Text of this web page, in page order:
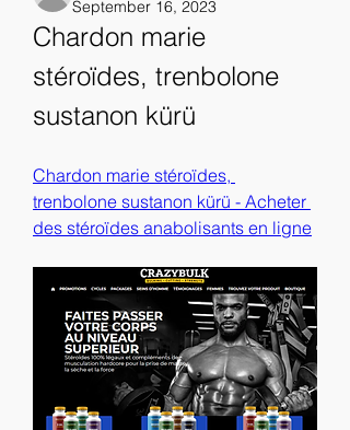
September 16, 2023
Chardon marie
stéroïdes, trenbolone
sustanon kürü
Chardon marie stéroïdes,
trenbolone sustanon kürü - Acheter
des stéroïdes anabolisants en ligne